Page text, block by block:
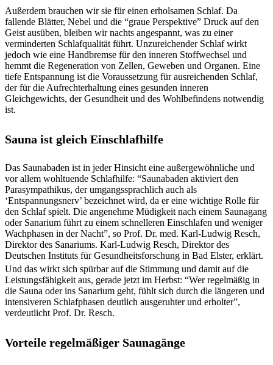
Außerdem brauchen wir sie für einen erholsamen Schlaf. Da
fallende Blätter, Nebel und die “graue Perspektive” Druck auf den
Geist ausüben, bleiben wir nachts angespannt, was zu einer
verminderten Schlafqualität führt. Unzureichender Schlaf wirkt
jedoch wie eine Handbremse für den inneren Stoffwechsel und
hemmt die Regeneration von Zellen, Geweben und Organen. Eine
tiefe Entspannung ist die Voraussetzung für ausreichenden Schlaf,
der für die Aufrechterhaltung eines gesunden inneren
Gleichgewichts, der Gesundheit und des Wohlbefindens notwendig
ist.
Sauna ist gleich Einschlafhilfe
Das Saunabaden ist in jeder Hinsicht eine außergewöhnliche und
vor allem wohltuende Schlafhilfe: “Saunabaden aktiviert den
Parasympathikus, der umgangssprachlich auch als
‘Entspannungsnerv’ bezeichnet wird, da er eine wichtige Rolle für
den Schlaf spielt. Die angenehme Müdigkeit nach einem Saunagang
oder Sanarium führt zu einem schnelleren Einschlafen und weniger
Wachphasen in der Nacht”, so Prof. Dr. med. Karl-Ludwig Resch,
Direktor des Sanariums. Karl-Ludwig Resch, Direktor des
Deutschen Instituts für Gesundheitsforschung in Bad Elster, erklärt.
Und das wirkt sich spürbar auf die Stimmung und damit auf die
Leistungsfähigkeit aus, gerade jetzt im Herbst: “Wer regelmäßig in
die Sauna oder ins Sanarium geht, fühlt sich durch die längeren und
intensiveren Schlafphasen deutlich ausgeruhter und erholter”,
verdeutlicht Prof. Dr. Resch.
Vorteile regelmäßiger Saunagänge